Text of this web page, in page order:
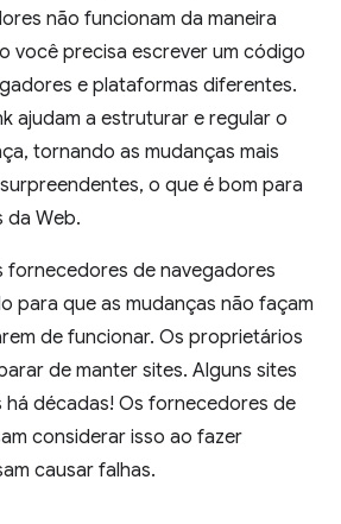
não funcionam da maneira
você precisa escrever um código
e plataformas diferentes.
ajudam a estruturar e regular o
tornando as mudanças mais
o que é bom para
da Web.
fornecedores de navegadores
para que as mudanças não façam
de funcionar. Os proprietários
de manter sites. Alguns sites
há décadas! Os fornecedores de
considerar isso ao fazer
causar falhas.